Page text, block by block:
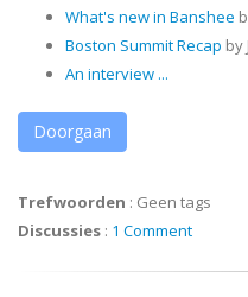
What's newin Banshee
Boston Summit Recap by
An interview ...
Doorgaan
Trefwoorden : Geen tags
Discussies : 1 Comment